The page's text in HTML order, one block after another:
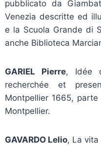
pubblicato da
Venezia descritte ed
e la Scuola Grande di
anche Biblioteca
GARIEL Pierre, Idée
recherchée et
Montpellier 1665,
Montpellier.
GAVARDO Lelio, La vita